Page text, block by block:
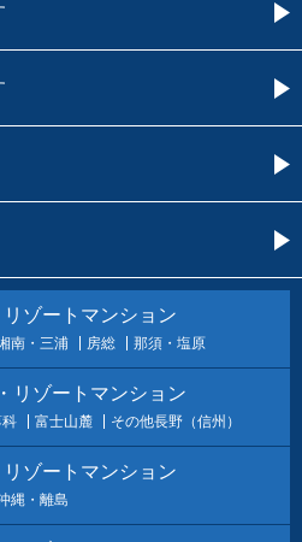
ゾートマンション
南・三浦 房総 那須・塩原
リゾートマンション
富士山麓 その他長野（信州）
ゾートマンション
縄・離島